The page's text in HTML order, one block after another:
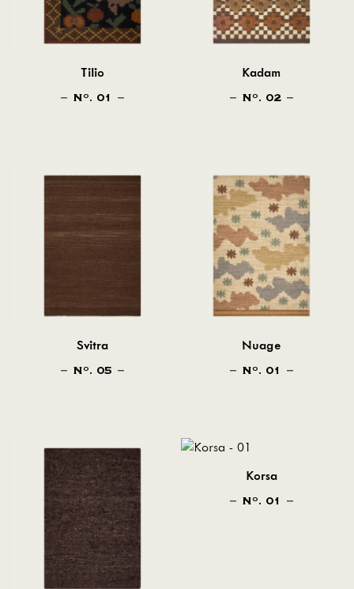
Tilio
NO . 01
Kadam
NO . 02
Svitra
NO . 05
Nuage
NO . 01
Korsa
NO . 01